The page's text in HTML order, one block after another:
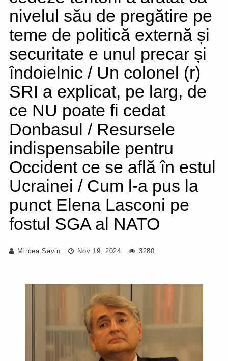
nivelul său de pregătire pe
teme de politică externă și
securitate e unul precar și
îndoielnic / Un colonel (r)
SRI a explicat, pe larg, de
ce NU poate fi cedat
Donbasul / Resursele
indispensabile pentru
Occident ce se află în estul
Ucrainei / Cum l-a pus la
punct Elena Lasconi pe
fostul SGA al NATO
Mircea Savin Nov 19, 2024 3280